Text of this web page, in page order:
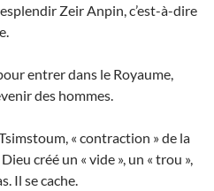
Zeir Anpin, c’est-à-dire
entrer dans le Royaume,
des hommes.
« contraction » de la
créé un « vide », un « trou »,
Il se cache.